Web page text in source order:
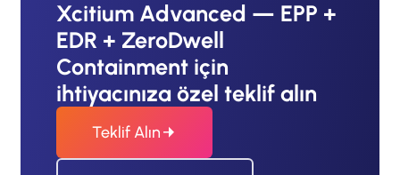
Xcitium Advanced — EPP +
EDR + ZeroDwell
Containment için
ihtiyacınıza özel teklif alın
Teklif Alın